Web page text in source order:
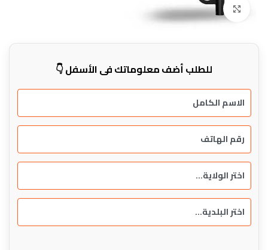
Click to enlarge
للطلب أضف معلوماتك في الأسفل 👇